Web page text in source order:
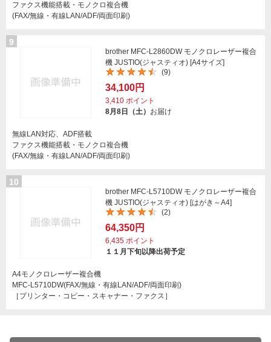
ファクス機能搭載・モノクロ複合機
(FAX/無線・有線LAN/ADF/両面印刷)
9
brother MFC-L2860DW モノクロレーザー複合
機 JUSTIO(ジャスティオ) [A4サイズ]
(9)
34,100円
3,410 ポイント
8月8日（土） お届け
無線LAN対応、ADF搭載
ファクス機能搭載・モノクロ複合機
(FAX/無線・有線LAN/ADF/両面印刷)
10
brother MFC-L5710DW モノクロレーザー複合
機 JUSTIO(ジャスティオ) [はがき～A4]
(2)
64,350円
6,435 ポイント
１１月下旬以降出荷予定
A4モノクロレーザー複合機
MFC-L5710DW(FAX/無線・有線LAN/ADF/両面印刷)
［プリンター・コピー・スキャナー・ファクス］